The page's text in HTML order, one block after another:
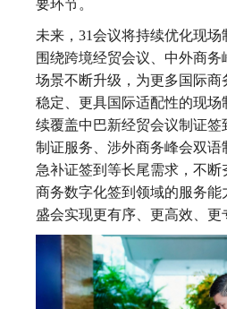
要环节。
未来，31会议将持续优化现场
围绕跨境经贸会议、中外商
场景不断升级，为更多国际商
稳定、更具国际适配性的现
续覆盖中巴新经贸会议制证签
制证服务、涉外商务峰会双
急补证签到等长尾需求，不
商务数字化签到领域的服务
盛会实现更有序、更高效、更